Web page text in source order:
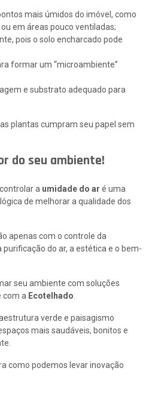
mais úmidos do imóvel, como
em áreas pouco ventiladas;
pois o solo encharcado pode
formar um “microambiente”
e substrato adequado para
plantas cumpram seu papel sem
do seu ambiente!
a umidade do ar é uma
de melhorar a qualidade dos
apenas com o controle da
do ar, a estética e o bem-
seu ambiente com soluções
com a Ecotelhado.
verde e paisagismo
mais saudáveis, bonitos e
como podemos levar inovação